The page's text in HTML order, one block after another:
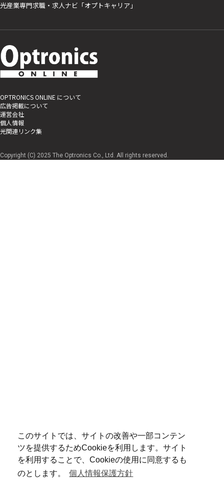
このサイトでは、サイトの改善や一部コンテン
ツを提供するためCookieを利用します。サイト
を利用することで、Cookieの使用に同意するも
のとします。
個人情報保護方針
光産業専門求職・求人ナビ「オプトキャリア」
OPTRONICS ONLINE について
広告掲載について
運営会社
個人情報
光関連リンク集
Copyright (C) 2025 The Optronics Co., Ltd. All rights reserved.